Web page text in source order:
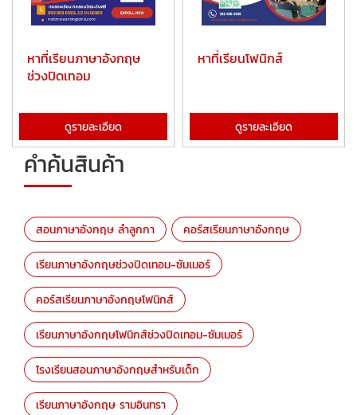
หาที่เรียนภาษาอังกฤษ
ช่วงปิดเทอม
ดูรายละเอียด
หาที่เรียนโฟนิกส์
ดูรายละเอียด
คำค้นสินค้า
สอนภาษาอังกฤษ ลำลูกกา คอร์สเรียนภาษาอังกฤษ
เรียนภาษาอังกฤษช่วงปิดเทอม-ซัมเมอร์
คอร์สเรียนภาษาอังกฤษโฟนิกส์
เรียนภาษาอังกฤษโฟนิกส์ช่วงปิดเทอม-ซัมเมอร์
โรงเรียนสอนภาษาอังกฤษสำหรับเด็ก
เรียนภาษาอังกฤษ รามอินทรา